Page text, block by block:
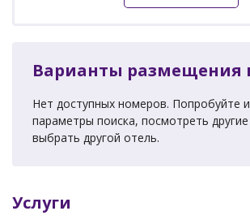
Варианты размещения
Нет доступных номеров. Попробуйте
параметры поиска, посмотреть
выбрать другой отель.
Услуги